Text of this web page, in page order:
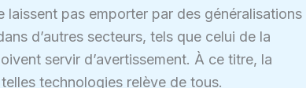
laissent pas emporter par des généralisations
d’autres secteurs, tels que celui de la
servir d’avertissement. À ce titre, la
technologies relève de tous.